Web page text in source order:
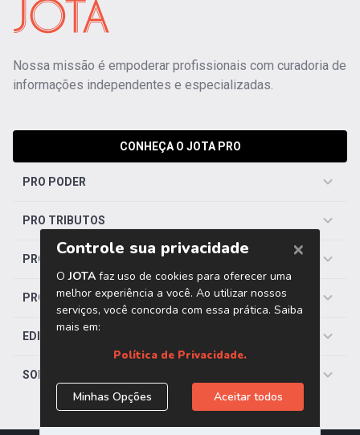
Nossa missão é empoderar profissionais com curadoria de
informações independentes e especializadas.
CONHEÇA O JOTA PRO
PRO PODER
PRO TRIBUTOS
PRO TRABALHISTA
PRO SAÚDE
EDITORIAS
SOBRE O JOTA